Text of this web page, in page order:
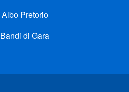
Albo Pretorio
Bandi di Gara